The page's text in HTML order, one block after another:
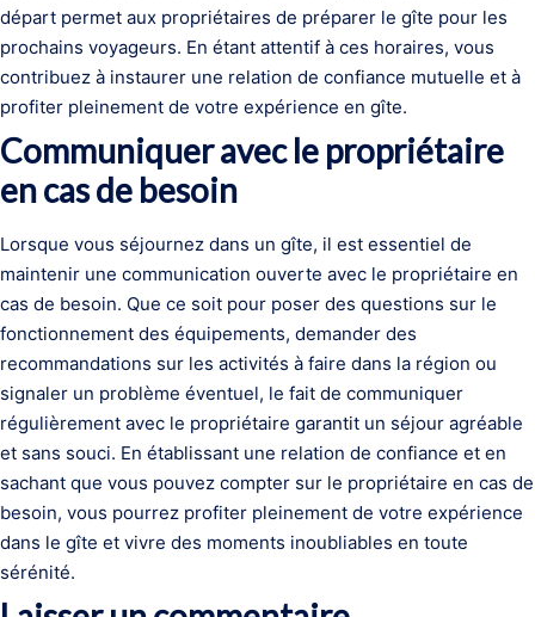
départ permet aux propriétaires de préparer le gîte pour les
prochains voyageurs. En étant attentif à ces horaires, vous
contribuez à instaurer une relation de confiance mutuelle et à
profiter pleinement de votre expérience en gîte.
Communiquer avec le propriétaire
en cas de besoin
Lorsque vous séjournez dans un gîte, il est essentiel de
maintenir une communication ouverte avec le propriétaire en
cas de besoin. Que ce soit pour poser des questions sur le
fonctionnement des équipements, demander des
recommandations sur les activités à faire dans la région ou
signaler un problème éventuel, le fait de communiquer
régulièrement avec le propriétaire garantit un séjour agréable
et sans souci. En établissant une relation de confiance et en
sachant que vous pouvez compter sur le propriétaire en cas de
besoin, vous pourrez profiter pleinement de votre expérience
dans le gîte et vivre des moments inoubliables en toute
sérénité.